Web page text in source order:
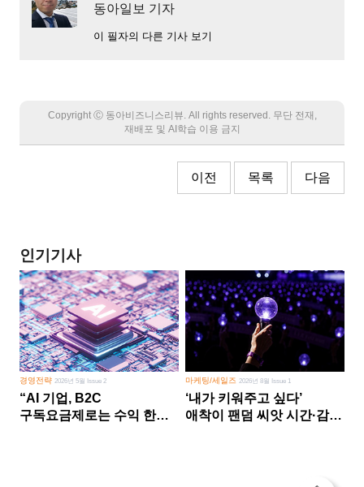
동아일보 기자
이 필자의 다른 기사 보기
Copyright Ⓒ 동아비즈니스리뷰. All rights reserved. 무단 전재,
재배포 및 AI학습 이용 금지
이전 목록 다음
인기기사
경영전략 2026년 5월 Issue 2
“AI 기업, B2C
구독요금제로는 수익 한계
마케팅/세일즈 2026년 8월 Issue 1
‘내가 키워주고 싶다’
애착이 팬덤 씨앗 시간·감정